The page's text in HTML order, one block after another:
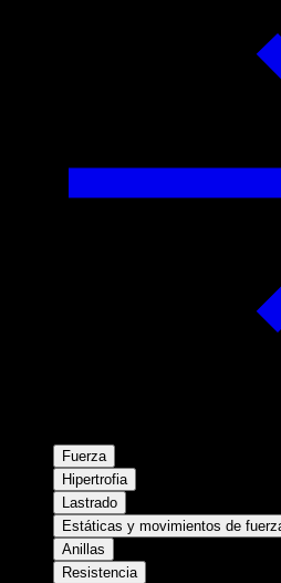
Fuerza
Hipertrofia
Lastrado
Estáticas y movimientos de
Anillas
Resistencia